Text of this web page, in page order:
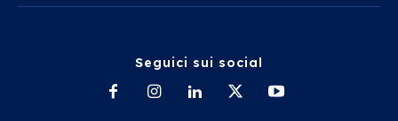
Seguici sui social